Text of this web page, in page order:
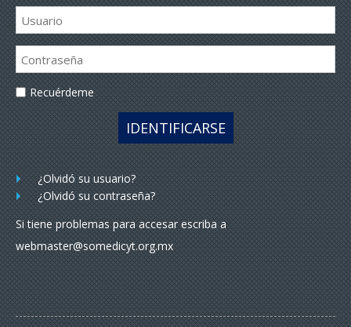
Recuérdeme
IDENTIFICARSE
¿Olvidó su usuario?
¿Olvidó su contraseña?
Si tiene problemas para accesar escriba a
webmaster@somedicyt.org.mx